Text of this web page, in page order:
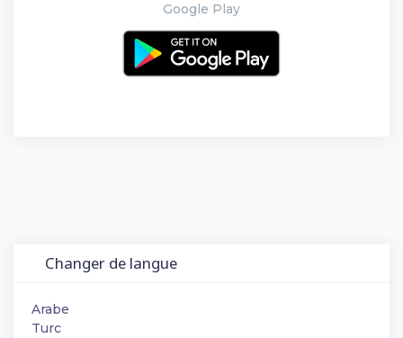
Google Play
Changer de langue
Arabe
Turc